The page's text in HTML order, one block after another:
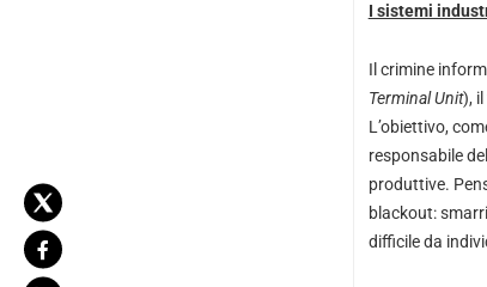
I sistemi
Il crimine
Terminal Unit),
L’obiettivo,
responsabile
produttive.
blackout:
difficile da